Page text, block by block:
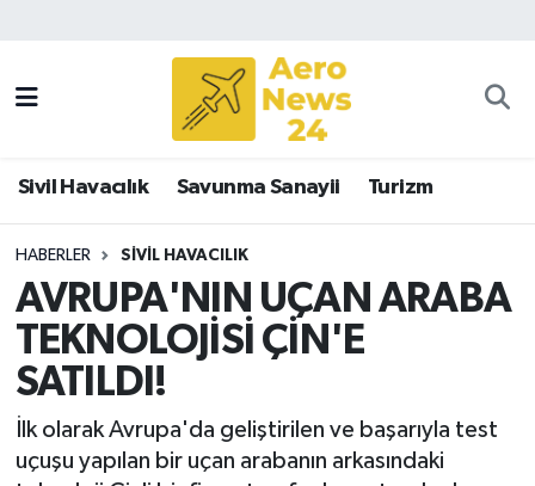
Sivil Havacılık Savunma Sanayii Turizm
HABERLER SIVIL HAVACILIK
AVRUPA'NIN UÇAN ARABA
TEKNOLOJİSİ ÇİN'E
SATILDI!
İlk olarak Avrupa'da geliştirilen ve başarıyla test
uçuşu yapılan bir uçan arabanın arkasındaki